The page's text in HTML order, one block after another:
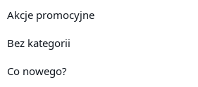
Akcje promocyjne
Bez kategorii
Co nowego?